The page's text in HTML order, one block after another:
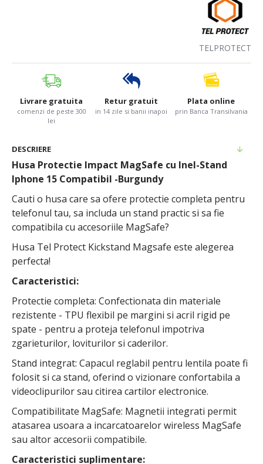
TELPROTECT
Livrare gratuita
comenzi de peste 300
lei
Retur gratuit
in 14 zile si banii inapoi
Plata online
prin Banca Transilvania
DESCRIERE
Husa Protectie Impact MagSafe cu Inel-Stand
Iphone 15 Compatibil -Burgundy
Cauti o husa care sa ofere protectie completa pentru
telefonul tau, sa includa un stand practic si sa fie
compatibila cu accesoriile MagSafe?
Husa Tel Protect Kickstand Magsafe este alegerea
perfecta!
Caracteristici:
Protectie completa: Confectionata din materiale
rezistente - TPU flexibil pe margini si acril rigid pe
spate - pentru a proteja telefonul impotriva
zgarieturilor, loviturilor si caderilor.
Stand integrat: Capacul reglabil pentru lentila poate fi
folosit si ca stand, oferind o vizionare confortabila a
videoclipurilor sau citirea cartilor electronice.
Compatibilitate MagSafe: Magnetii integrati permit
atasarea usoara a incarcatoarelor wireless MagSafe
sau altor accesorii compatibile.
Caracteristici suplimentare: